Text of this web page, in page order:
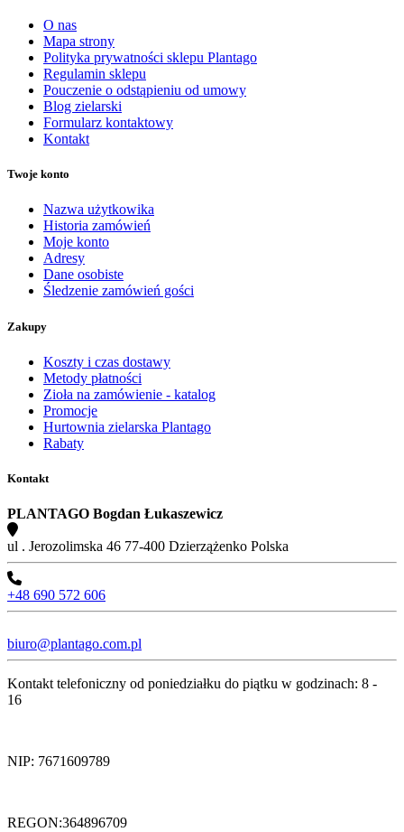
O nas
Mapa strony
Polityka prywatności sklepu Plantago
Regulamin sklepu
Pouczenie o odstąpieniu od umowy
Blog zielarski
Formularz kontaktowy
Kontakt
Twoje konto
Nazwa użytkowika
Historia zamówień
Moje konto
Adresy
Dane osobiste
Śledzenie zamówień gości
Zakupy
Koszty i czas dostawy
Metody płatności
Zioła na zamówienie - katalog
Promocje
Hurtownia zielarska Plantago
Rabaty
Kontakt
PLANTAGO Bogdan Łukaszewicz
ul . Jerozolimska 46 77-400 Dzierzążenko Polska
+48 690 572 606
biuro@plantago.com.pl
Kontakt telefoniczny od poniedziałku do piątku w godzinach: 8 -
16
NIP: 7671609789
REGON:364896709